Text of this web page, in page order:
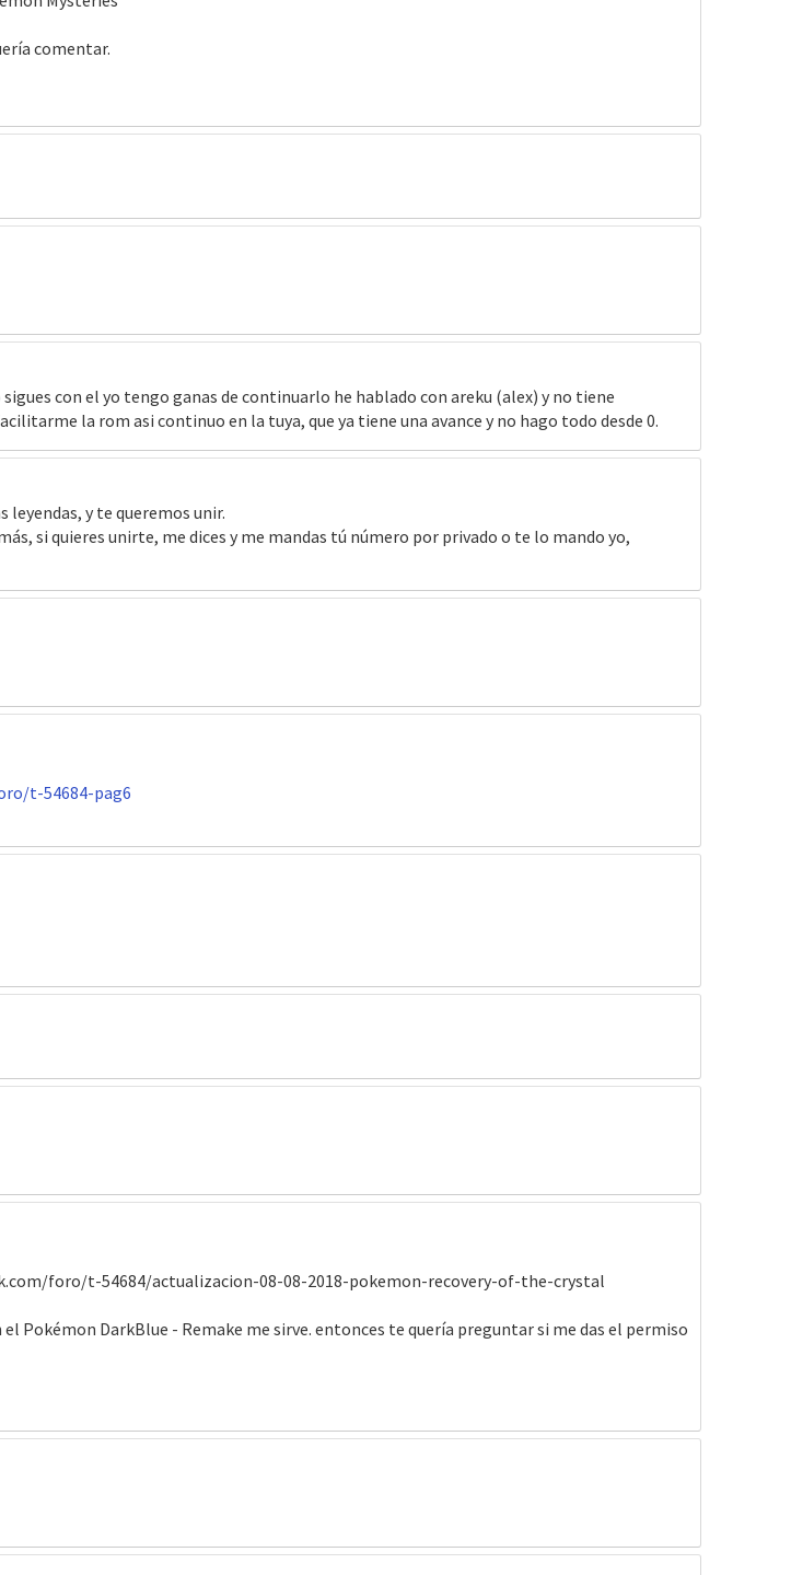
comentar.
con el yo tengo ganas de continuarlo he hablado con areku (alex) y no tiene
la rom asi continuo en la tuya, que ya tiene una avance y no hago todo desde 0.
leyendas, y te queremos unir.
si quieres unirte, me dices y me mandas tú número por privado o te lo mando yo,
t-54684-pag6
foro/t-54684/actualizacion-08-08-2018-pokemon-recovery-of-the-crystal
Pokémon DarkBlue - Remake me sirve. entonces te quería preguntar si me das el permiso